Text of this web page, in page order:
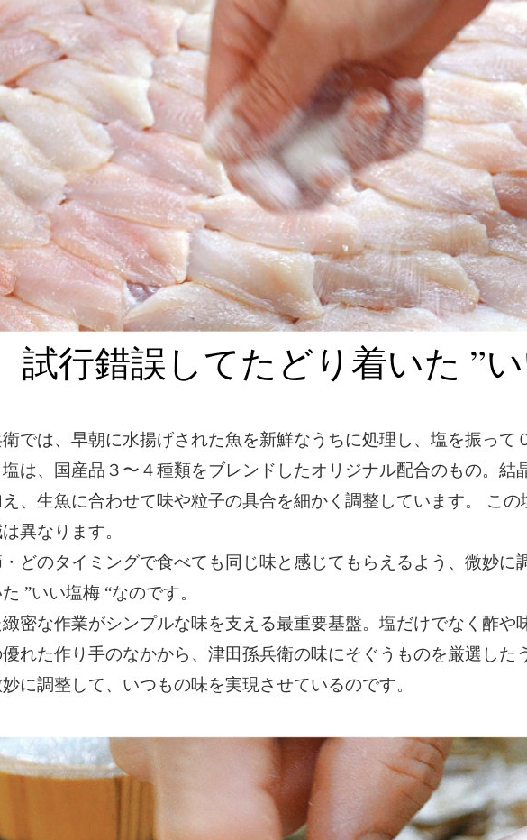
試行錯誤してたどり着いた ”
では、早朝に水揚げされた魚を新鮮なうちに処理し、塩を振って
は、国産品３〜４種類をブレンドしたオリジナル配合のもの。結
、生魚に合わせて味や粒子の具合を細かく調整しています。 こ
異なります。
・どのタイミングで食べても同じ味と感じてもらえるよう、微妙に
”いい塩梅 “なのです。
密な作業がシンプルな味を支える最重要基盤。塩だけでなく酢や
れた作り手のなかから、津田孫兵衛の味にそぐうものを厳選した
に調整して、いつもの味を実現させているのです。